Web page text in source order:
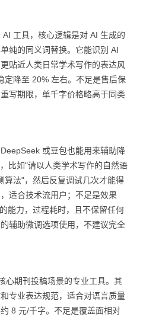
工具，核心逻辑是对 AI 生成的
纯的同义词替换。它能识别 AI
贴近人类日常学术写作的表达风
定降至 20% 左右。不足是售后保
写期限，单千字价格略高于同类
或豆包也能用来辅助降
比如"请以人类学术写作的自然语
算法"，然后反复调试几次才能得
适合技术流用户；不足是效果
能力，过程耗时，且不保留任何
辅助微调选项使用，不建议完全
心期刊投稿场景的专业工具。其
专业表达规范，适合对语言质量
8 元/千字。不足是覆盖面相对